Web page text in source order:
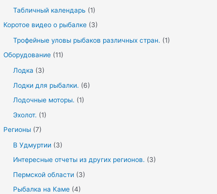
Табличный календарь (1)
Коротое видео о рыбалке (3)
Трофейные уловы рыбаков различных стран. (1)
Оборудование (11)
Лодка (3)
Лодки для рыбалки. (6)
Лодочные моторы. (1)
Эхолот. (1)
Регионы (7)
В Удмуртии (3)
Интересные отчеты из других регионов. (3)
Пермской области (3)
Рыбалка на Каме (4)